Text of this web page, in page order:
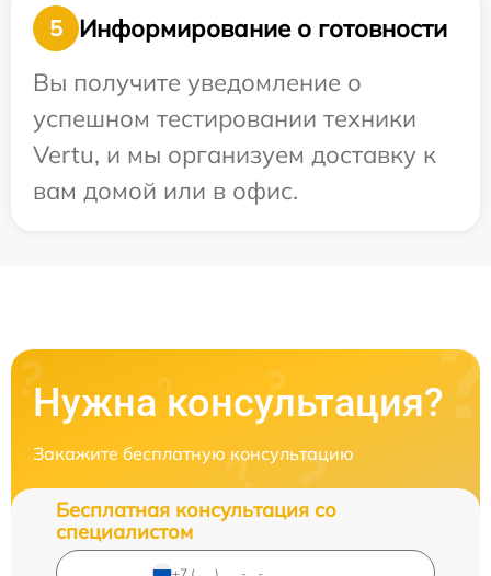
5
Информирование о готовности
Вы получите уведомление о
успешном тестировании техники
Vertu, и мы организуем доставку к
вам домой или в офис.
Нужна консультация?
Закажите бесплатную консультацию
Бесплатная консультация со
специалистом